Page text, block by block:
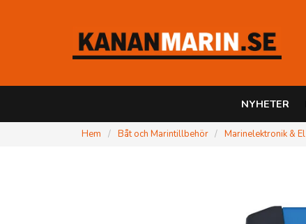
NYHETER
Hem Båt och Marintillbehör Marinelektronik & El